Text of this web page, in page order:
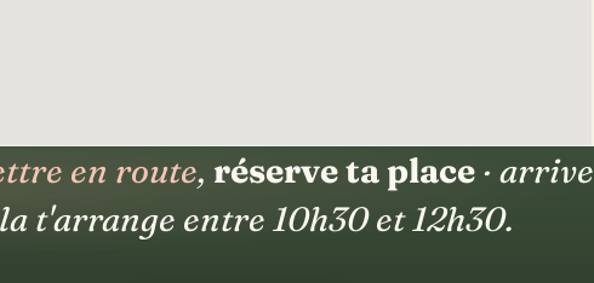
en route, réserve ta place ·
t'arrange entre 10h30 et 12h30.